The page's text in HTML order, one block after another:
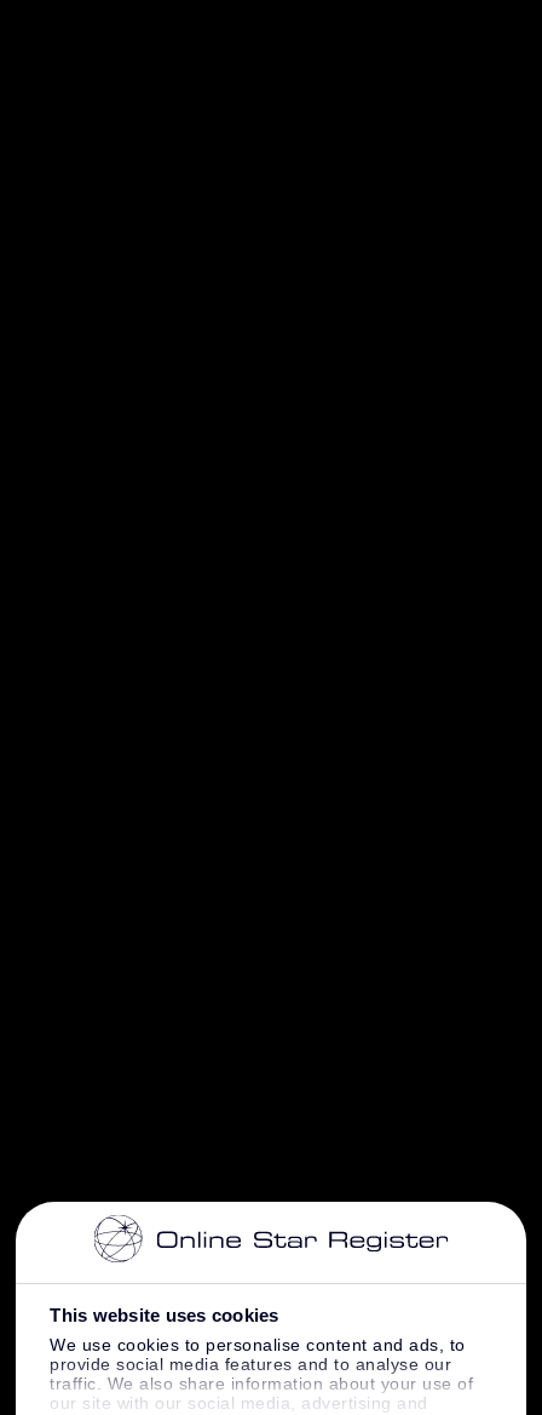
This website uses cookies
We use cookies to personalise content and ads, to
provide social media features and to analyse our
traffic. We also share information about your use of
our site with our social media, advertising and